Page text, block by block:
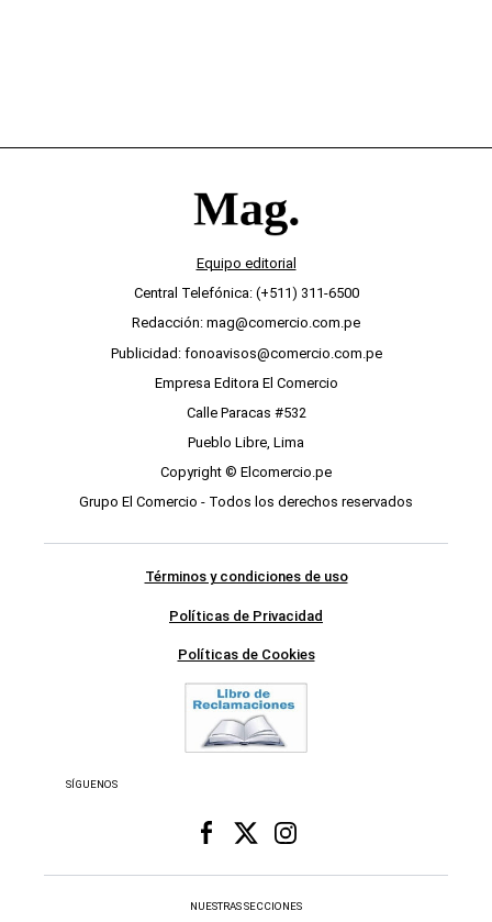
Equipo editorial
Central Telefónica: (+511) 311-6500
Redacción: mag@comercio.com.pe
Publicidad: fonoavisos@comercio.com.pe
Empresa Editora El Comercio
Calle Paracas #532
Pueblo Libre, Lima
Copyright © Elcomercio.pe
Grupo El Comercio - Todos los derechos reservados
Términos y condiciones de uso
Políticas de Privacidad
Políticas de Cookies
SÍGUENOS
NUESTRAS SECCIONES